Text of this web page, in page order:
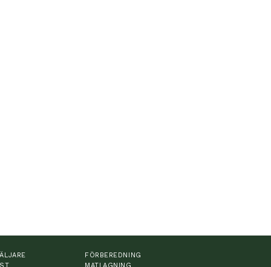
FÖRBEREDNING